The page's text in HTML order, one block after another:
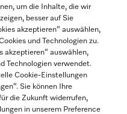
um die Inhalte, die wir
besser auf Sie
akzeptieren“ auswählen,
und Technologien zu.
akzeptieren“ auswählen,
Technologien verwendet.
Cookie-Einstellungen
Sie können Ihre
die Zukunft widerrufen,
in unserem Preference